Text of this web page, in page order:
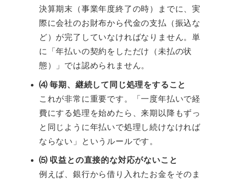
決算期末（事業年度終了の時）までに、実
際に会社のお財布から代金の支払（振込な
ど）が完了していなければなりません。単
に「年払いの契約をしただけ（未払の状
態）」では認められません。
⑷ 毎期、継続して同じ処理をすること
これが非常に重要です。「一度年払いで経
費にする処理を始めたら、来期以降もずっ
と同じように年払いで処理し続けなければ
ならない」というルールです。
⑸ 収益との直接的な対応がないこと
例えば、銀行から借り入れたお金をそのま